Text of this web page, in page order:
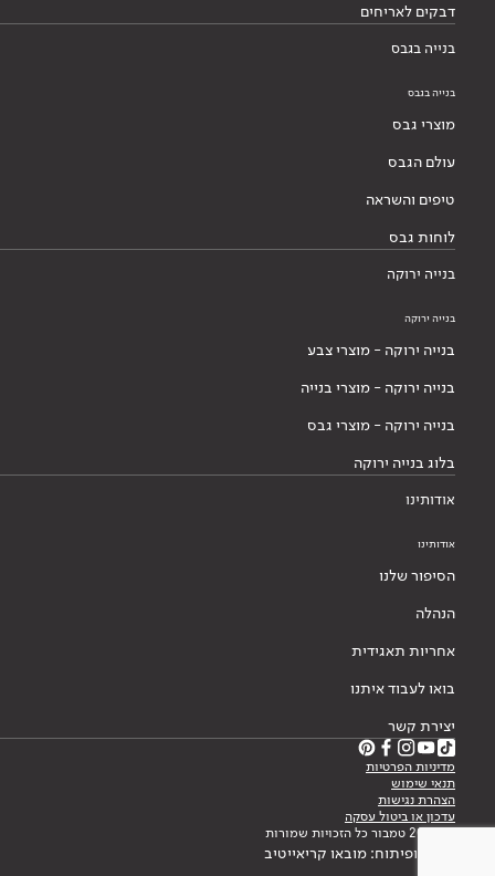
דבקים לאריחים
בנייה בגבס
בנייה בגבס
מוצרי גבס
עולם הגבס
טיפים והשראה
לוחות גבס
בנייה ירוקה
בנייה ירוקה
בנייה ירוקה - מוצרי צבע
בנייה ירוקה - מוצרי בנייה
בנייה ירוקה - מוצרי גבס
בלוג בנייה ירוקה
אודותינו
אודותינו
הסיפור שלנו
הנהלה
אחריות תאגידית
בואו לעבוד איתנו
יצירת קשר
מדיניות הפרטיות
תנאי שימוש
הצהרת נגישות
עדכון או ביטול עסקה
© 2026 טמבור כל הזכויות שמורות
עיצוב ופיתוח: מובאו קריאייטיב